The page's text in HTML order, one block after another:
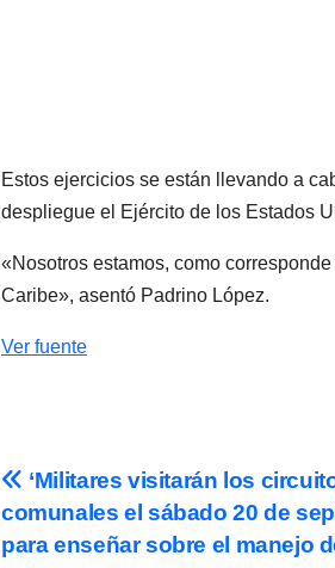
Estos ejercicios se están llevando a
despliegue el Ejército de los Estados
«Nosotros estamos, como
Caribe», asentó Padrino López.
Ver fuente
Navegación
de
‘Militares visitarán los
comunales el sábado 20 de
para enseñar sobre el manejo